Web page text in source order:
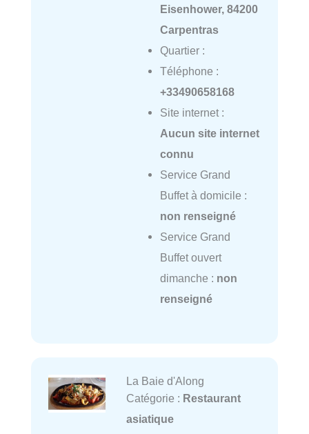
Eisenhower, 84200
Carpentras
Quartier :
Téléphone :
+33490658168
Site internet :
Aucun site internet
connu
Service Grand
Buffet à domicile :
non renseigné
Service Grand
Buffet ouvert
dimanche : non
renseigné
La Baie d'Along
Catégorie : Restaurant
asiatique